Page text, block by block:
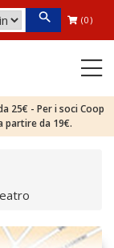
(0)
25€ - Per i soci Coop
partire da 19€.